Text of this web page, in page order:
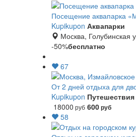
Посещение аквапарка
Kupikupon Аквапарки
Москва, Голубинская
-50%бесплатно
67
От 2 дней отдыха для
Kupikupon Путешествия
18000 руб 600руб
58